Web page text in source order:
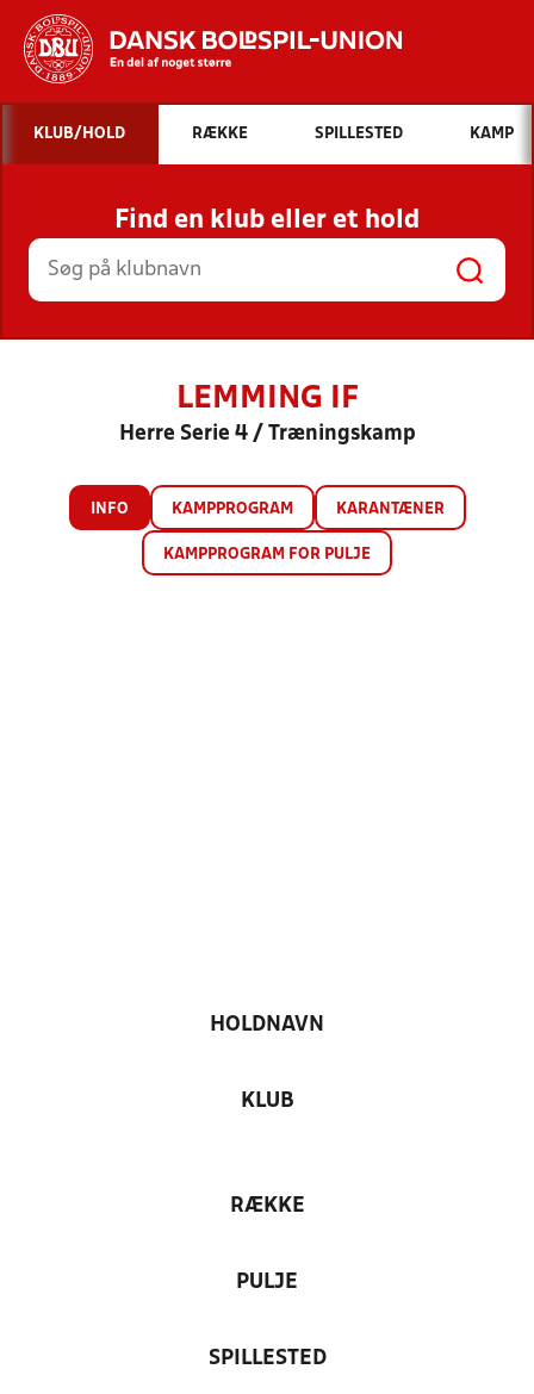
Hvad vil du søge efter?
INDHOLD OG NYHEDER
STILLINGER, RESULTATER, KLUBBER OG
HOLD
KLUB/HOLD RÆKKE SPILLESTED KAMP
Find en klub eller et hold
LEMMING IF
Herre Serie 4 / Træningskamp
INFO KAMPPROGRAM KARANTÆNER
KAMPPROGRAM FOR PULJE
HOLDNAVN
KLUB
RÆKKE
PULJE
SPILLESTED